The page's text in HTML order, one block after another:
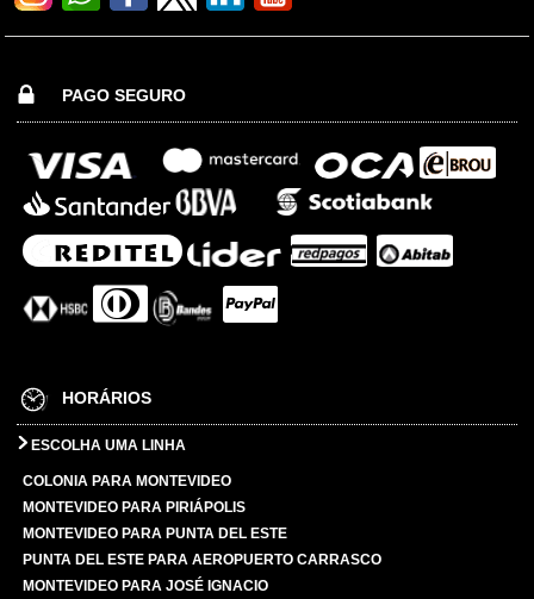
PAGO SEGURO
HORÁRIOS
ESCOLHA UMA LINHA
COLONIA PARA MONTEVIDEO
MONTEVIDEO PARA PIRIÁPOLIS
MONTEVIDEO PARA PUNTA DEL ESTE
PUNTA DEL ESTE PARA AEROPUERTO CARRASCO
MONTEVIDEO PARA JOSÉ IGNACIO